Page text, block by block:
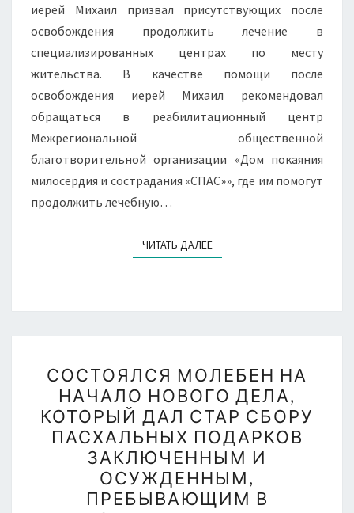
иерей Михаил призвал присутствующих после
освобождения продолжить лечение в
специализированных центрах по месту
жительства. В качестве помощи после
освобождения иерей Михаил рекомендовал
обращаться в реабилитационный центр
Межрегиональной общественной
благотворительной организации «Дом покаяния
милосердия и сострадания «СПАС»», где им помогут
продолжить лечебную…
ЧИТАТЬ ДАЛЕЕЧИТАТЬ ДАЛЕЕ
МОЛЕБЕН
НА
НАЧАЛО
НОВОГО
ДЕЛА,
КОТОРЫЙ
ДАЛ
СОСТОЯЛСЯ МОЛЕБЕН НА
НАЧАЛО НОВОГО ДЕЛА,
КОТОРЫЙ ДАЛ СТАР СБОРУ
ПАСХАЛЬНЫХ ПОДАРКОВ
ЗАКЛЮЧЕННЫМ И
ОСУЖДЕННЫМ,
ПРЕБЫВАЮЩИМ В